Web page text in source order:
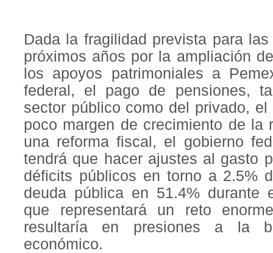
Dada la fragilidad prevista para
próximos años por la ampliación
los apoyos patrimoniales a
federal, el pago de pensiones,
sector público como del privado,
poco margen de crecimiento de la
una reforma fiscal, el gobierno
tendrá que hacer ajustes al gasto
déficits públicos en torno a 2.5%
deuda pública en 51.4% durante
que representará un reto
resultaría en presiones a la
económico.